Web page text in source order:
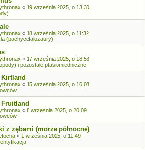
« 19 września 2025, o 13:30
« 18 września 2025, o 11:32
(pachycefalozaury)
« 17 września 2025, o 18:53
i pozostałe ptasiomiedniczne
Kirtland
« 15 września 2025, o 16:08
« 8 września 2025, o 20:09
z zębami (morze północne)
« 1 września 2025, o 11:49